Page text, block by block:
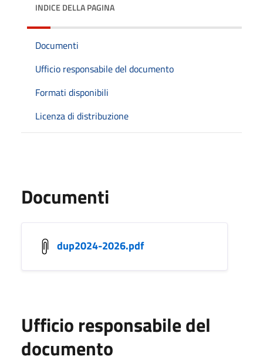
INDICE DELLA PAGINA
Documenti
Ufficio responsabile del documento
Formati disponibili
Licenza di distribuzione
Documenti
dup2024-2026.pdf
Ufficio responsabile del
documento